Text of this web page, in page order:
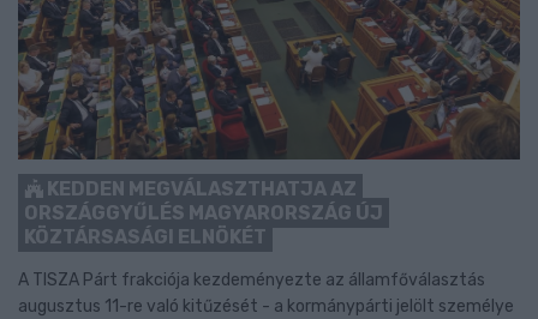
KEDDEN MEGVÁLASZTHATJA AZ
ORSZÁGGYŰLÉS MAGYARORSZÁG ÚJ
KÖZTÁRSASÁGI ELNÖKÉT
A TISZA Párt frakciója kezdeményezte az államfőválasztás
augusztus 11-re való kitűzését - a kormánypárti jelölt személye